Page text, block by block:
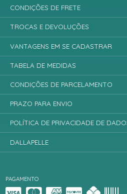
PAGAMENTO
CONDIÇÕES DE FRETE
TROCAS E DEVOLUÇÕES
VANTAGENS EM SE CADASTRAR
TABELA DE MEDIDAS
CONDIÇÕES DE PARCELAMENTO
PRAZO PARA ENVIO
POLÍTICA DE PRIVACIDADE DE
DALLAPELLE